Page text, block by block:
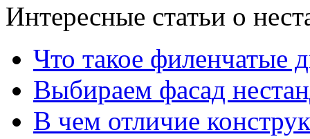
Интересные статьи о
Что такое филенчатые
Выбираем фасад
В чем отличие